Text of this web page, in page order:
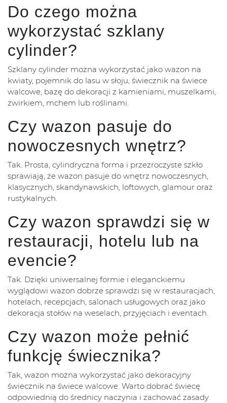
Do czego można
wykorzystać szklany
cylinder?
Szklany cylinder można wykorzystać jako wazon na
kwiaty, pojemnik do lasu w słoju, świecznik na świece
walcowe, bazę do dekoracji z kamieniami, muszelkami,
żwirkiem, mchem lub roślinami.
Czy wazon pasuje do
nowoczesnych wnętrz?
Tak. Prosta, cylindryczna forma i przezroczyste szkło
sprawiają, że wazon pasuje do wnętrz nowoczesnych,
klasycznych, skandynawskich, loftowych, glamour oraz
rustykalnych.
Czy wazon sprawdzi się w
restauracji, hotelu lub na
evencie?
Tak. Dzięki uniwersalnej formie i eleganckiemu
wyglądowi wazon dobrze sprawdzi się w restauracjach,
hotelach, recepcjach, salonach usługowych oraz jako
dekoracja stołów na weselach, przyjęciach i eventach.
Czy wazon może pełnić
funkcję świecznika?
Tak, wazon można wykorzystać jako dekoracyjny
świecznik na świece walcowe. Warto dobrać świecę
odpowiednią do średnicy naczynia i zachować zasady